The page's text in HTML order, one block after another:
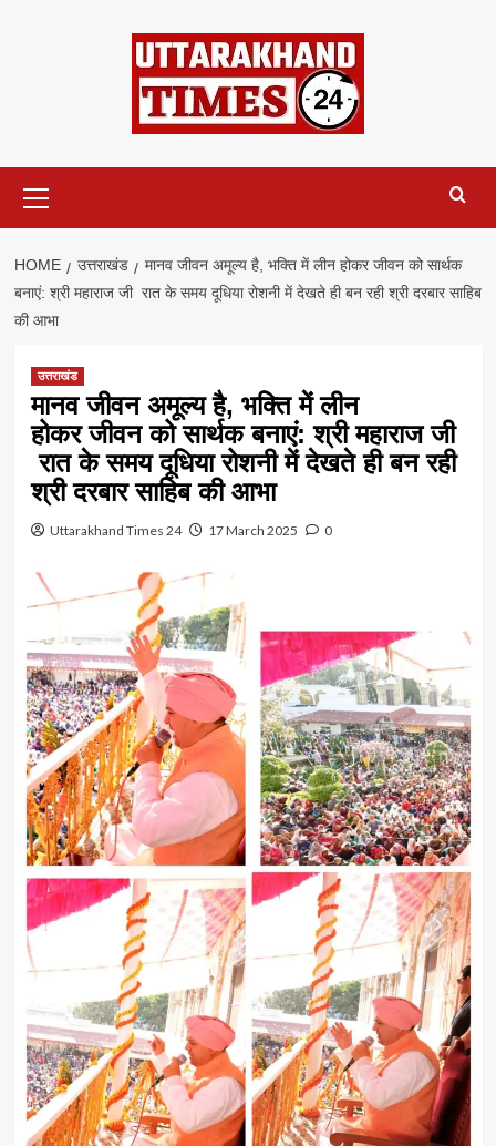
Menu
HOME उत्तराखंड
मानव जीवन अमूल्य है, भक्ति में लीन होकर जीवन को सार्थक
बनाएं: श्री महाराज जी रात के समय दूधिया रोशनी में देखते ही बन रही श्री दरबार साहिब
की आभा
उत्तराखंड
मानव जीवन अमूल्य है, भक्ति में लीन
होकर जीवन को सार्थक बनाएं: श्री महाराज जी
रात के समय दूधिया रोशनी में देखते ही बन रही
श्री दरबार साहिब की आभा
Uttarakhand Times 24 17 March 2025 0